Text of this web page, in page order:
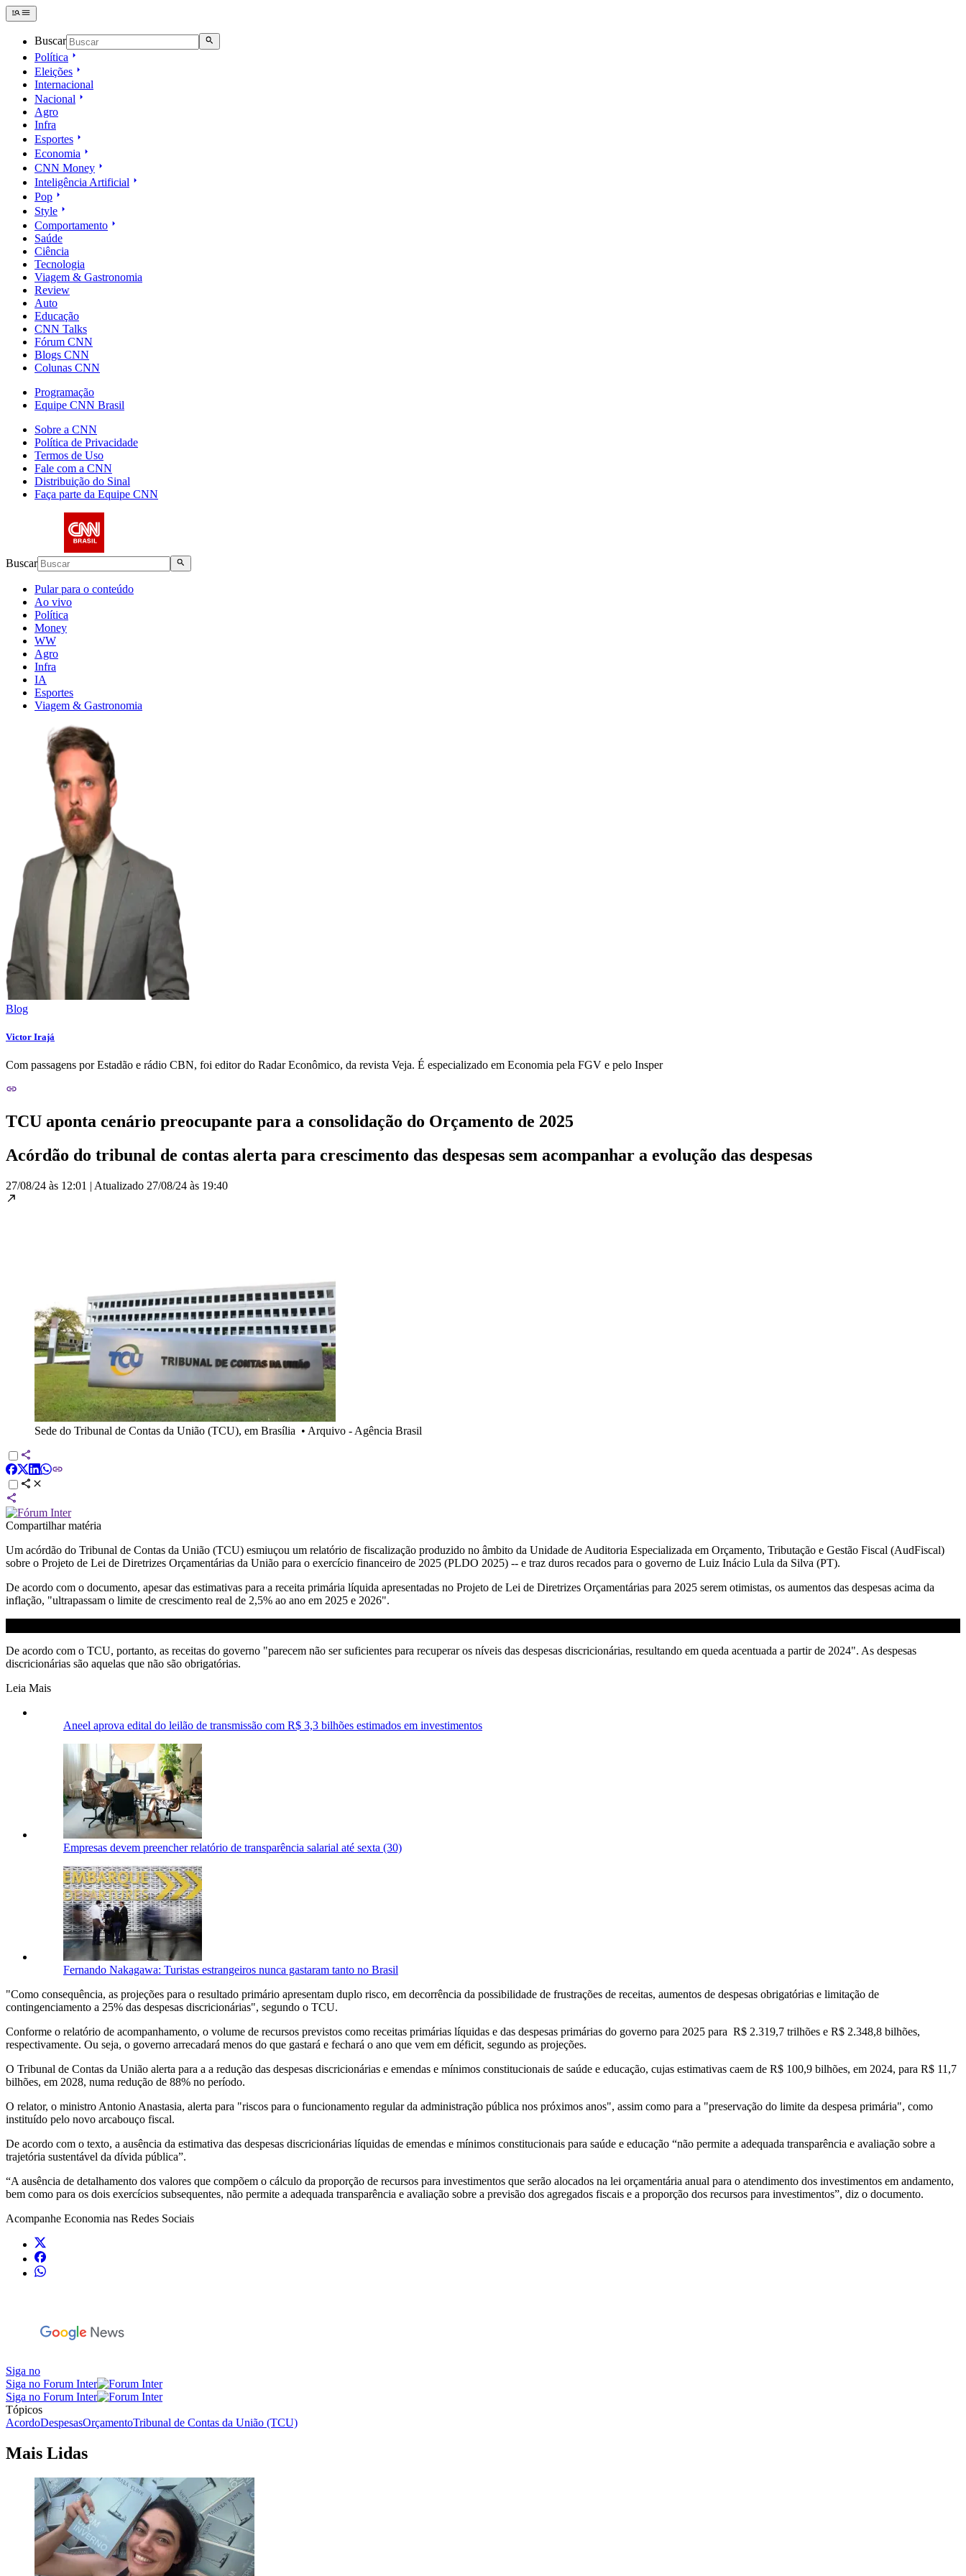
Buscar
Política
Eleições
Internacional
Nacional
Agro
Infra
Esportes
Economia
CNN Money
Inteligência Artificial
Pop
Style
Comportamento
Saúde
Ciência
Tecnologia
Viagem & Gastronomia
Review
Auto
Educação
CNN Talks
Fórum CNN
Blogs CNN
Colunas CNN
Programação
Equipe CNN Brasil
Sobre a CNN
Política de Privacidade
Termos de Uso
Fale com a CNN
Distribuição do Sinal
Faça parte da Equipe CNN
Buscar
Pular para o conteúdo
Ao vivo
Política
Money
WW
Agro
Infra
IA
Esportes
Viagem & Gastronomia
Blog
Victor Irajá
Com passagens por Estadão e rádio CBN, foi editor do Radar Econômico, da revista Veja. É especializado em Economia pela FGV e pelo Insper
TCU aponta cenário preocupante para a consolidação do Orçamento de 2025
Acórdão do tribunal de contas alerta para crescimento das despesas sem acompanhar a evolução das despesas
27/08/24 às 12:01 | Atualizado 27/08/24 às 19:40
Sede do Tribunal de Contas da União (TCU), em Brasília • Arquivo - Agência Brasil
Compartilhar matéria
Um acórdão do Tribunal de Contas da União (TCU) esmiuçou um relatório de fiscalização produzido no âmbito da Unidade de Auditoria Especializada em Orçamento, Tributação e Gestão Fiscal (AudFiscal)
sobre o Projeto de Lei de Diretrizes Orçamentárias da União para o exercício financeiro de 2025 (PLDO 2025) -- e traz duros recados para o governo de Luiz Inácio Lula da Silva (PT).
De acordo com o documento, apesar das estimativas para a receita primária líquida apresentadas no Projeto de Lei de Diretrizes Orçamentárias para 2025 serem otimistas, os aumentos das despesas acima da
inflação, "ultrapassam o limite de crescimento real de 2,5% ao ano em 2025 e 2026".
De acordo com o TCU, portanto, as receitas do governo "parecem não ser suficientes para recuperar os níveis das despesas discricionárias, resultando em queda acentuada a partir de 2024". As despesas
discricionárias são aquelas que não são obrigatórias.
Leia Mais
Aneel aprova edital do leilão de transmissão com R$ 3,3 bilhões estimados em investimentos
Empresas devem preencher relatório de transparência salarial até sexta (30)
Fernando Nakagawa: Turistas estrangeiros nunca gastaram tanto no Brasil
"Como consequência, as projeções para o resultado primário apresentam duplo risco, em decorrência da possibilidade de frustrações de receitas, aumentos de despesas obrigatórias e limitação de
contingenciamento a 25% das despesas discricionárias", segundo o TCU.
Conforme o relatório de acompanhamento, o volume de recursos previstos como receitas primárias líquidas e das despesas primárias do governo para 2025 para R$ 2.319,7 trilhões e R$ 2.348,8 bilhões,
respectivamente. Ou seja, o governo arrecadará menos do que gastará e fechará o ano que vem em déficit, segundo as projeções.
O Tribunal de Contas da União alerta para a a redução das despesas discricionárias e emendas e mínimos constitucionais de saúde e educação, cujas estimativas caem de R$ 100,9 bilhões, em 2024, para R$ 11,7
bilhões, em 2028, numa redução de 88% no período.
O relator, o ministro Antonio Anastasia, alerta para "riscos para o funcionamento regular da administração pública nos próximos anos", assim como para a "preservação do limite da despesa primária", como
instituído pelo novo arcabouço fiscal.
De acordo com o texto, a ausência da estimativa das despesas discricionárias líquidas de emendas e mínimos constitucionais para saúde e educação “não permite a adequada transparência e avaliação sobre a
trajetória sustentável da dívida pública”.
“A ausência de detalhamento dos valores que compõem o cálculo da proporção de recursos para investimentos que serão alocados na lei orçamentária anual para o atendimento dos investimentos em andamento,
bem como para os dois exercícios subsequentes, não permite a adequada transparência e avaliação sobre a previsão dos agregados fiscais e a proporção dos recursos para investimentos”, diz o documento.
Acompanhe Economia nas Redes Sociais
Siga no
Siga no Forum Inter
Siga no Forum Inter
Tópicos
AcordoDespesasOrçamentoTribunal de Contas da União (TCU)
Mais Lidas